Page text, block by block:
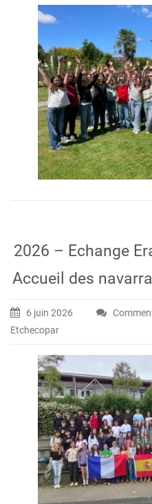
2026 – Echange
Accueil des
6 juin 2026
Etchecopar